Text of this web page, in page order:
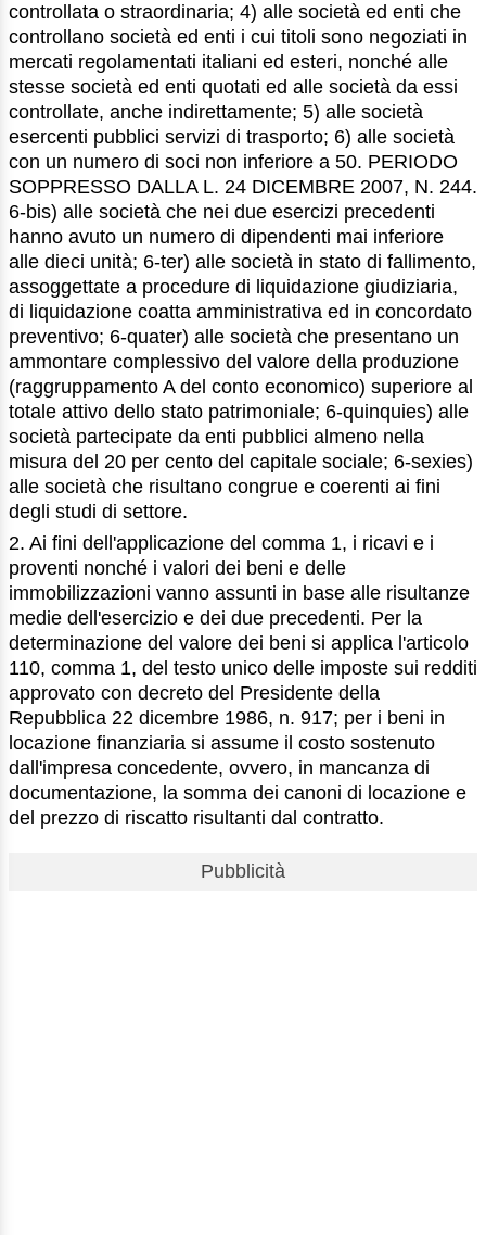
controllata o straordinaria; 4) alle società ed enti che
controllano società ed enti i cui titoli sono negoziati in
mercati regolamentati italiani ed esteri, nonché alle
stesse società ed enti quotati ed alle società da essi
controllate, anche indirettamente; 5) alle società
esercenti pubblici servizi di trasporto; 6) alle società
con un numero di soci non inferiore a 50. PERIODO
SOPPRESSO DALLA L. 24 DICEMBRE 2007, N. 244.
6-bis) alle società che nei due esercizi precedenti
hanno avuto un numero di dipendenti mai inferiore
alle dieci unità; 6-ter) alle società in stato di fallimento,
assoggettate a procedure di liquidazione giudiziaria,
di liquidazione coatta amministrativa ed in concordato
preventivo; 6-quater) alle società che presentano un
ammontare complessivo del valore della produzione
(raggruppamento A del conto economico) superiore al
totale attivo dello stato patrimoniale; 6-quinquies) alle
società partecipate da enti pubblici almeno nella
misura del 20 per cento del capitale sociale; 6-sexies)
alle società che risultano congrue e coerenti ai fini
degli studi di settore.
2. Ai fini dell'applicazione del comma 1, i ricavi e i
proventi nonché i valori dei beni e delle
immobilizzazioni vanno assunti in base alle risultanze
medie dell'esercizio e dei due precedenti. Per la
determinazione del valore dei beni si applica l'articolo
110, comma 1, del testo unico delle imposte sui redditi
approvato con decreto del Presidente della
Repubblica 22 dicembre 1986, n. 917; per i beni in
locazione finanziaria si assume il costo sostenuto
dall'impresa concedente, ovvero, in mancanza di
documentazione, la somma dei canoni di locazione e
del prezzo di riscatto risultanti dal contratto.
Pubblicità